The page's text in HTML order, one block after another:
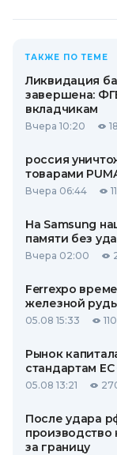
ТАКЖЕ ПО ТЕМЕ
Ликвидация
завершена:
вкладчикам
Вчера 10:20
россия
товарами
Вчера 06:44
На Samsung
памяти без
Вчера 02:00
Ferrexpo
железной
05.08 15:33 110
Рынок
стандартам
05.08 13:21
После удара
производство
за границу